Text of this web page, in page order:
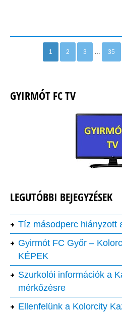
1 2 3 … 35
GYIRMÓT FC TV
LEGUTÓBBI BEJEGYZÉSEK
Tíz másodperc hiányzott
Gyirmót FC Győr –
KÉPEK
Szurkolói információk a
mérkőzésre
Ellenfelünk a Kolorcity